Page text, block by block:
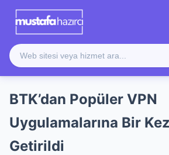
BTK’dan Popüler VPN
Uygulamalarına Bir
Getirildi